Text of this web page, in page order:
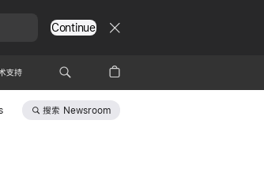
Continue
支持
搜索 Newsroom